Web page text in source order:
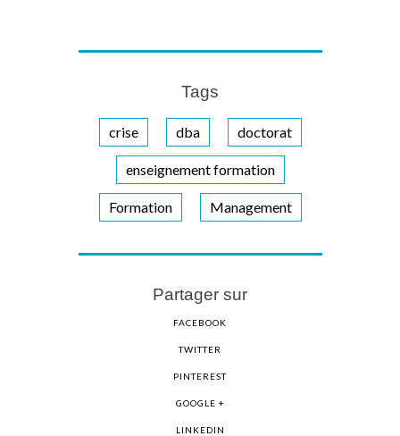
Tags
crise dba doctorat
enseignement formation
Formation Management
Partager sur
FACEBOOK
TWITTER
PINTEREST
GOOGLE +
LINKEDIN